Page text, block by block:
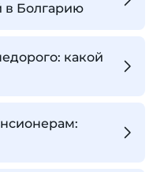
в Болгарию
какой